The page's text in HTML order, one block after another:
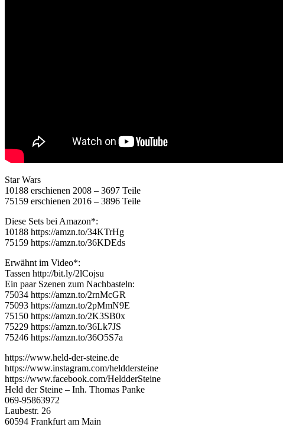
Star Wars
10188 erschienen 2008 – 3697 Teile
75159 erschienen 2016 – 3896 Teile
Diese Sets bei Amazon*:
10188 https://amzn.to/34KTrHg
75159 https://amzn.to/36KDEds
Erwähnt im Video*:
Tassen http://bit.ly/2lCojsu
Ein paar Szenen zum Nachbasteln:
75034 https://amzn.to/2rnMcGR
75093 https://amzn.to/2pMmN9E
75150 https://amzn.to/2K3SB0x
75229 https://amzn.to/36Lk7JS
75246 https://amzn.to/36O5S7a
https://www.held-der-steine.de
https://www.instagram.com/helddersteine
https://www.facebook.com/HeldderSteine
Held der Steine – Inh. Thomas Panke
069-95863972
Laubestr. 26
60594 Frankfurt am Main